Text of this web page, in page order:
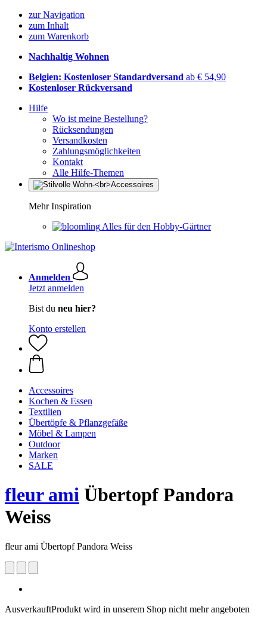
zur Navigation
zum Inhalt
zum Warenkorb
Nachhaltig Wohnen
Belgien: Kostenloser Standardversand ab € 54,90
Kostenloser Rückversand
Hilfe
Wo ist meine Bestellung?
Rücksendungen
Versandkosten
Zahlungsmöglichkeiten
Kontakt
Alle Hilfe-Themen
Mehr Inspiration
Alles für den Hobby-Gärtner
Anmelden
Jetzt anmelden
Bist du neu hier?
Konto erstellen
Accessoires
Kochen & Essen
Textilien
Übertöpfe & Pflanzgefäße
Möbel & Lampen
Outdoor
Marken
SALE
fleur ami Übertopf Pandora
Weiss
fleur ami Übertopf Pandora Weiss
AusverkauftProdukt wird in unserem Shop nicht mehr angeboten